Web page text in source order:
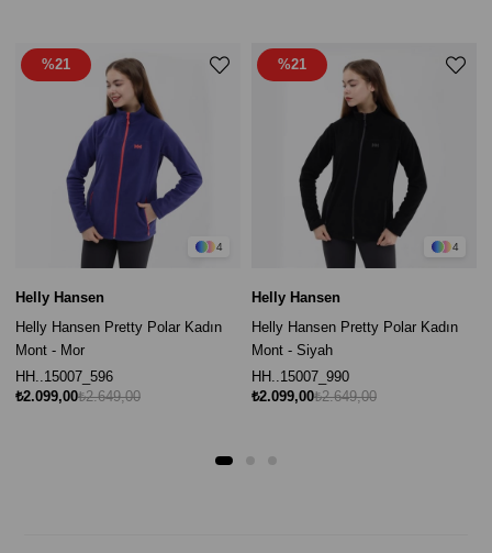
4
Helly Hansen
Helly Hansen Pretty Polar Kadın
Mont - Mor
HH..15007_596
₺2.099,00₺2.649,00
%21
4
Helly Hansen
Helly Hansen Pretty Polar Kadın
Mont - Siyah
HH..15007_990
₺2.099,00₺2.649,00
%21